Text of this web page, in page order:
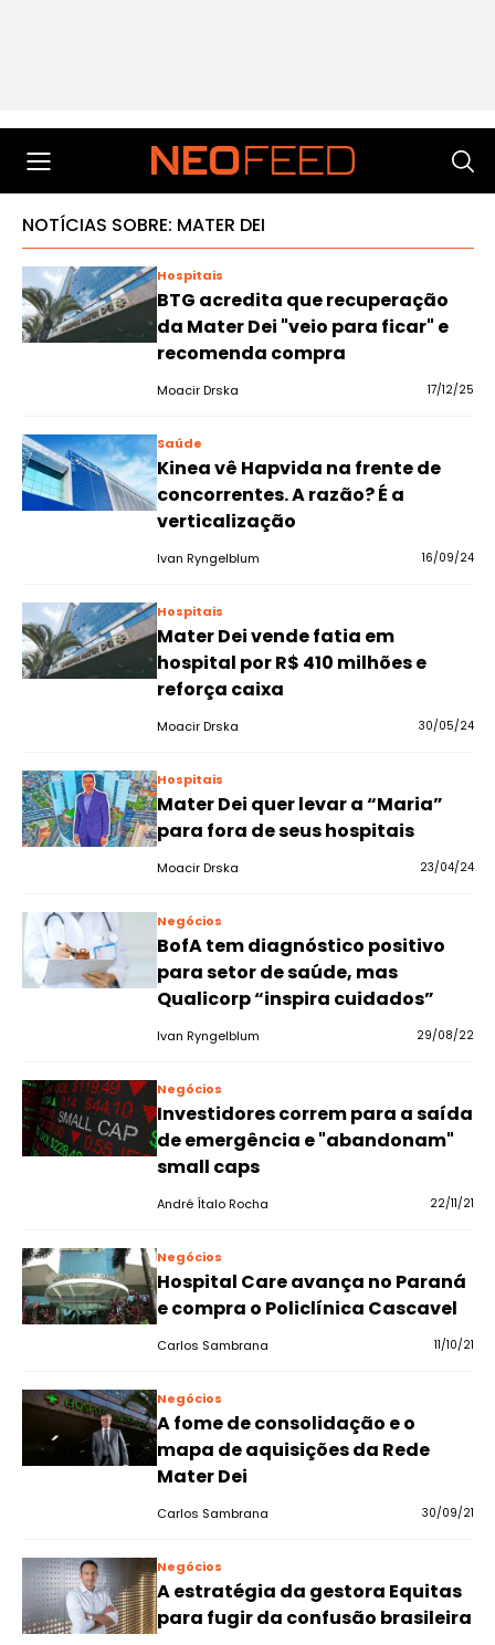
NOTÍCIAS SOBRE: MATER DEI
Hospitais
BTG acredita que recuperação
da Mater Dei "veio para ficar" e
recomenda compra
Moacir Drska 17/12/25
Saúde
Kinea vê Hapvida na frente de
concorrentes. A razão? É a
verticalização
Ivan Ryngelblum 16/09/24
Hospitais
Mater Dei vende fatia em
hospital por R$ 410 milhões e
reforça caixa
Moacir Drska 30/05/24
Hospitais
Mater Dei quer levar a “Maria”
para fora de seus hospitais
Moacir Drska 23/04/24
Negócios
BofA tem diagnóstico positivo
para setor de saúde, mas
Qualicorp “inspira cuidados”
Ivan Ryngelblum 29/08/22
Negócios
Investidores correm para a saída
de emergência e "abandonam"
small caps
André Ítalo Rocha 22/11/21
Negócios
Hospital Care avança no Paraná
e compra o Policlínica Cascavel
Carlos Sambrana 11/10/21
Negócios
A fome de consolidação e o
mapa de aquisições da Rede
Mater Dei
Carlos Sambrana 30/09/21
Negócios
A estratégia da gestora Equitas
para fugir da confusão brasileira